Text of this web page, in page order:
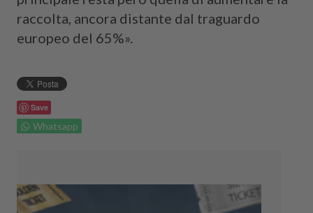
raccolta, ancora distante dal traguardo
europeo del 65%».
Save
Whatsapp